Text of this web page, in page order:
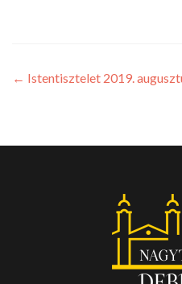
← Istentisztelet 2019.